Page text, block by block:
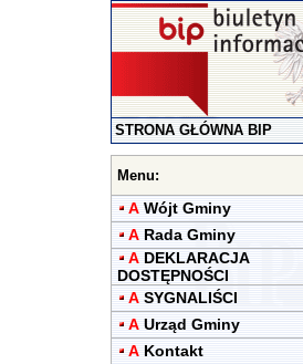
STRONA GŁÓWNA BIP
Menu:
A Wójt Gminy
A Rada Gminy
A DEKLARACJA
DOSTĘPNOŚCI
A SYGNALIŚCI
A Urząd Gminy
A Kontakt